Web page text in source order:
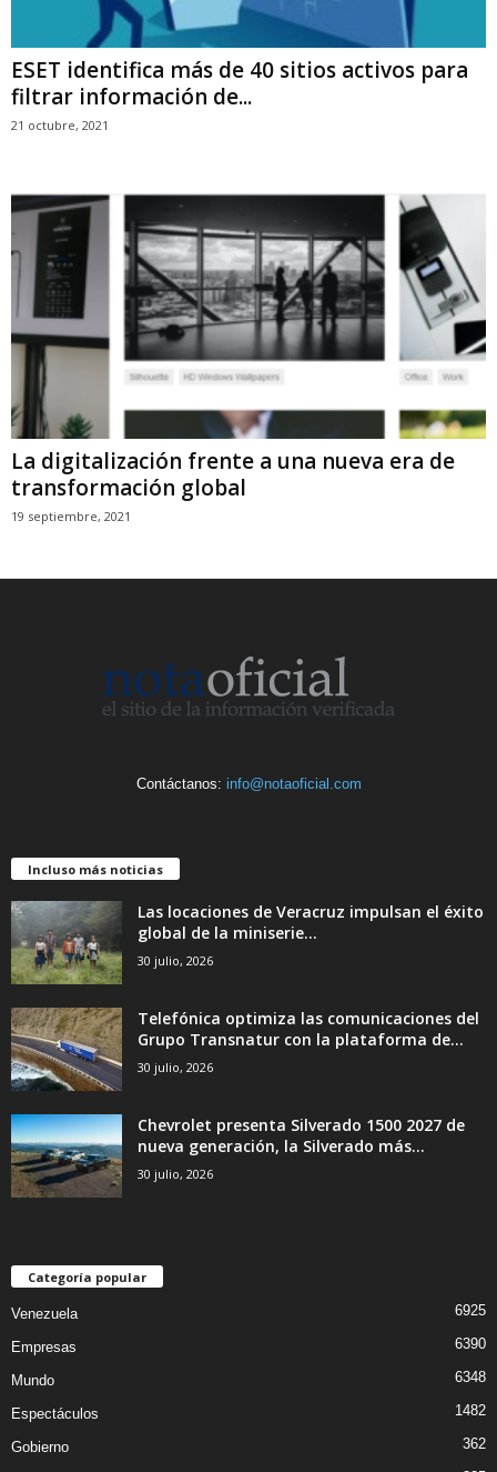
ESET identifica más de 40 sitios activos para
filtrar información de...
21 octubre, 2021
La digitalización frente a una nueva era de
transformación global
19 septiembre, 2021
Contáctanos: info@notaoficial.com
Incluso más noticias
Las locaciones de Veracruz impulsan el éxito
global de la miniserie...
30 julio, 2026
Telefónica optimiza las comunicaciones del
Grupo Transnatur con la plataforma de...
30 julio, 2026
Chevrolet presenta Silverado 1500 2027 de
nueva generación, la Silverado más...
30 julio, 2026
Categoría popular
Venezuela 6925
Empresas 6390
Mundo 6348
Espectáculos 1482
Gobierno 362